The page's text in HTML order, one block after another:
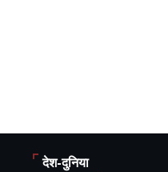
देश-दुनिया